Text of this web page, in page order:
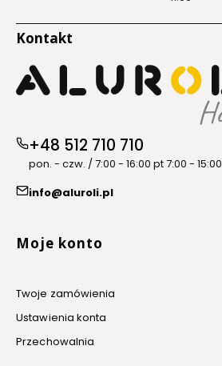
Kontakt
+48 512 710 710
pon. - czw. / 7:00 - 16:00 pt 7:00 - 15:00
info@aluroli.pl
Linki w stopce
Moje konto
Twoje zamówienia
Ustawienia konta
Przechowalnia